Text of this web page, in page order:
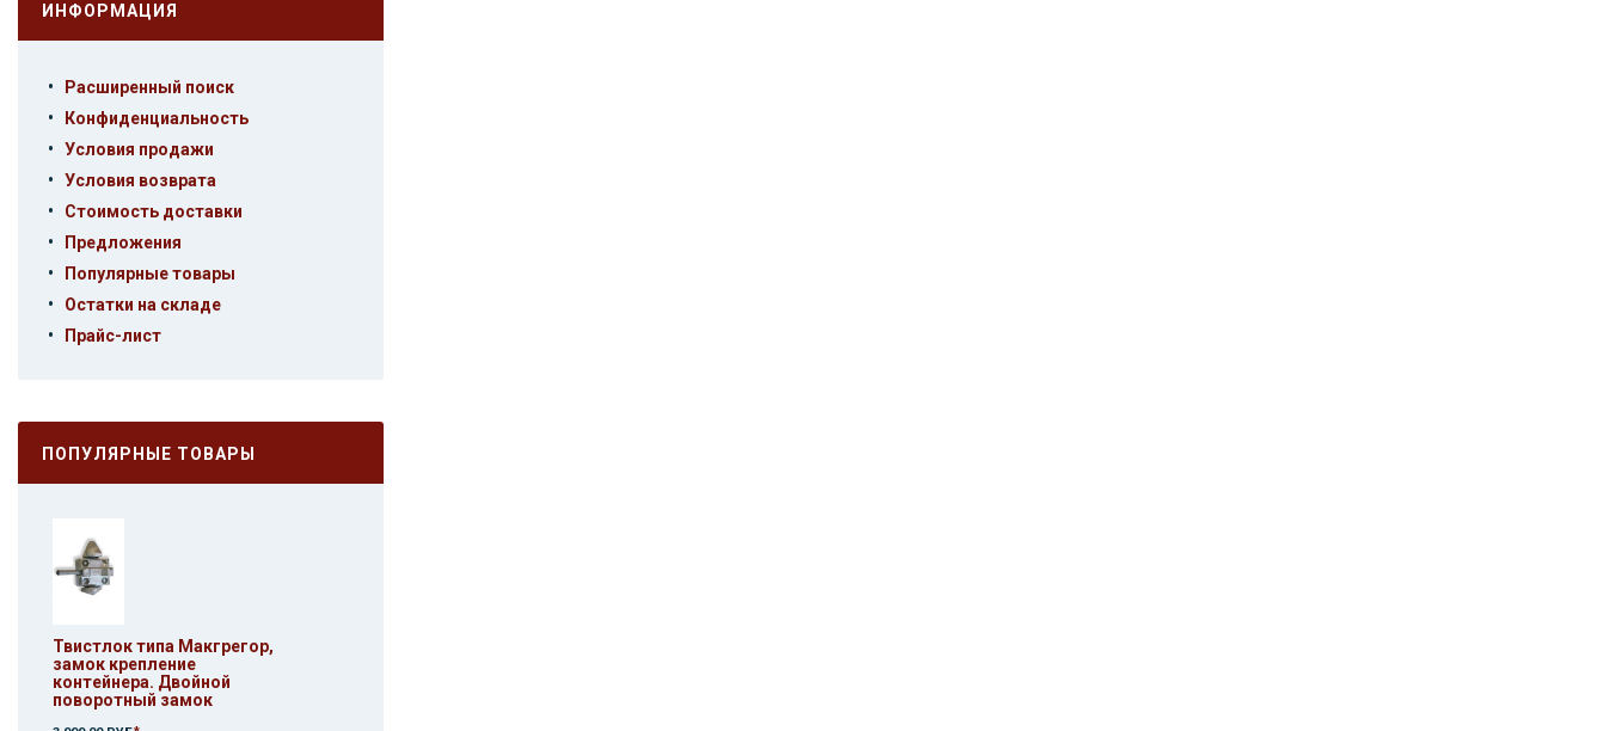
ИНФОРМАЦИЯ
• Расширенный поиск
• Конфиденциальность
• Условия продажи
• Условия возврата
• Стоимость доставки
• Предложения
• Популярные товары
• Остатки на складе
• Прайс-лист
ПОПУЛЯРНЫЕ ТОВАРЫ
Твистлок типа Макгрегор,
замок крепление
контейнера. Двойной
поворотный замок